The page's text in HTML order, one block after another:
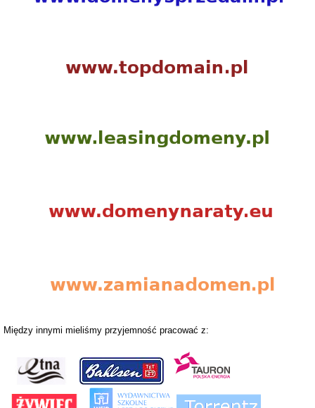
Między innymi mieliśmy przyjemność pracować z: